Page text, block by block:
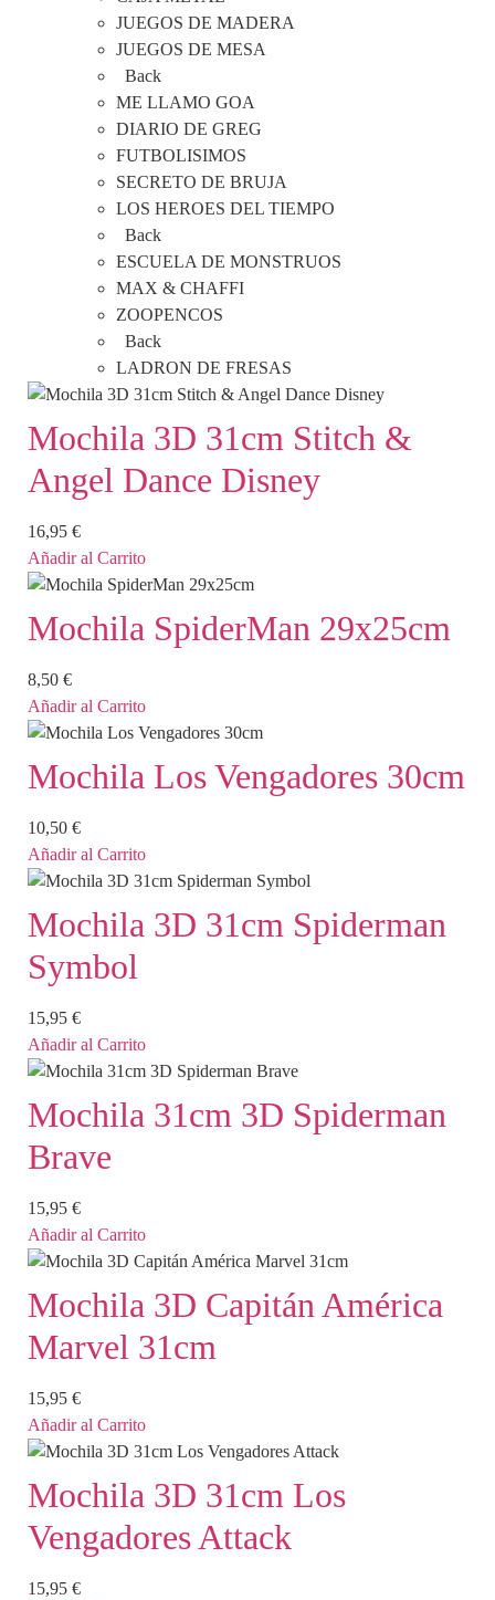
JUEGOS DE MADERA
JUEGOS DE MESA
Back
ME LLAMO GOA
DIARIO DE GREG
FUTBOLISIMOS
SECRETO DE BRUJA
LOS HEROES DEL TIEMPO
Back
ESCUELA DE MONSTRUOS
MAX & CHAFFI
ZOOPENCOS
Back
LADRON DE FRESAS
Mochila 3D 31cm Stitch &
Angel Dance Disney
16,95 €
Añadir al Carrito
Mochila SpiderMan 29x25cm
8,50 €
Añadir al Carrito
Mochila Los Vengadores 30cm
10,50 €
Añadir al Carrito
Mochila 3D 31cm Spiderman
Symbol
15,95 €
Añadir al Carrito
Mochila 31cm 3D Spiderman
Brave
15,95 €
Añadir al Carrito
Mochila 3D Capitán América
Marvel 31cm
15,95 €
Añadir al Carrito
Mochila 3D 31cm Los
Vengadores Attack
15,95 €